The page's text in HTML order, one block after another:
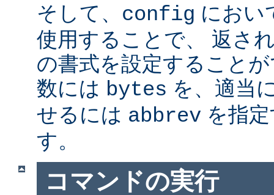
そして、 config にお
使用することで、 返さ
の書式を設定すること
数には bytes を、適当
せるには abbrev を指
す。
コマンドの実行